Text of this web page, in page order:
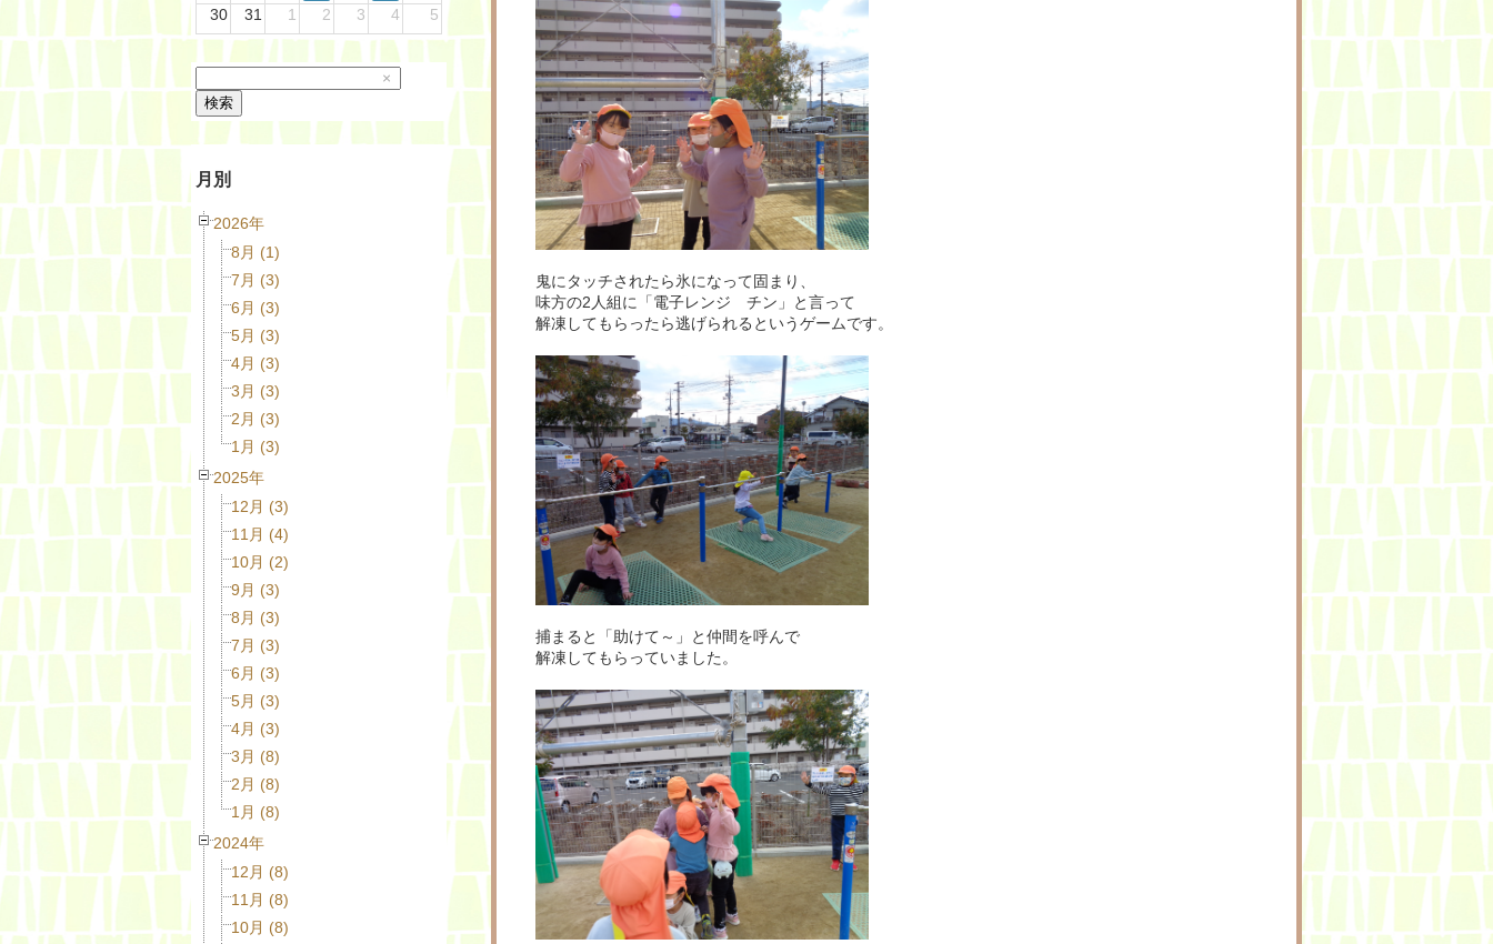
30 31 1 2 3 4 5
×
検索
月別
2026年
8月 (1)
7月 (3)
6月 (3)
5月 (3)
4月 (3)
3月 (3)
2月 (3)
1月 (3)
2025年
12月 (3)
11月 (4)
10月 (2)
9月 (3)
8月 (3)
7月 (3)
6月 (3)
5月 (3)
4月 (3)
3月 (8)
2月 (8)
1月 (8)
2024年
12月 (8)
11月 (8)
10月 (8)
鬼にタッチされたら氷になって固まり、
味方の2人組に「電子レンジ チン」と言って
解凍してもらったら逃げられるというゲームです。
捕まると「助けて～」と仲間を呼んで
解凍してもらっていました。